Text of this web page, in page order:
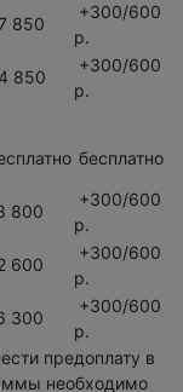
850
+300/600
р.
850
+300/600
р.
бесплатно
800
+300/600
р.
600
+300/600
р.
300
+300/600
р.
предоплату в
необходимо